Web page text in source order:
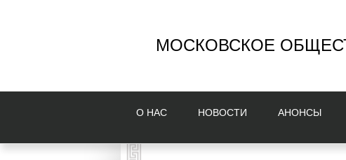
МОСКОВСКОЕ
О НAС НОВОСТИ AНОНСЫ